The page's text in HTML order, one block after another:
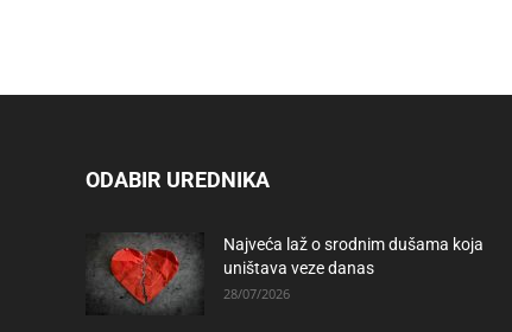
ODABIR UREDNIKA
Najveća laž o srodnim dušama koja
uništava veze danas
28/07/2026